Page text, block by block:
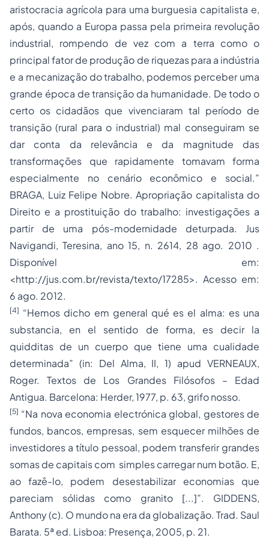
aristocracia agrícola para uma burguesia capitalista e,
após, quando a Europa passa pela primeira revolução
industrial, rompendo de vez com a terra como o
principal fator de produção de riquezas para a indústria
e a mecanização do trabalho, podemos perceber uma
grande época de transição da humanidade. De todo o
certo os cidadãos que vivenciaram tal período de
transição (rural para o industrial) mal conseguiram se
dar conta da relevância e da magnitude das
transformações que rapidamente tomavam forma
especialmente no cenário econômico e social.”
BRAGA, Luiz Felipe Nobre. Apropriação capitalista do
Direito e a prostituição do trabalho: investigações a
partir de uma pós-modernidade deturpada. Jus
Navigandi, Teresina, ano 15, n. 2614, 28 ago. 2010 .
Disponível em:
<http://jus.com.br/revista/texto/17285>. Acesso em:
6 ago. 2012.
[4] “Hemos dicho em general qué es el alma: es una
substancia, en el sentido de forma, es decir la
quidditas de un cuerpo que tiene uma cualidade
determinada” (in: Del Alma, II, 1) apud VERNEAUX,
Roger. Textos de Los Grandes Filósofos – Edad
Antigua. Barcelona: Herder, 1977, p. 63, grifo nosso.
[5] “Na nova economia electrónica global, gestores de
fundos, bancos, empresas, sem esquecer milhões de
investidores a título pessoal, podem transferir grandes
somas de capitais com simples carregar num botão. E,
ao fazê-lo, podem desestabilizar economias que
pareciam sólidas como granito [...]”. GIDDENS,
Anthony (c). O mundo na era da globalização. Trad. Saul
Barata. 5ª ed. Lisboa: Presença, 2005, p. 21.